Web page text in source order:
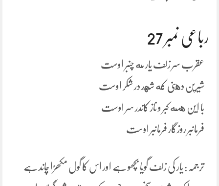
رباعی نمبر 27
عقرب سر زلف یار مه چنبر اوست
شیرین دهنی که شهد در شکر اوست
با این همه کبر و ناز کاندر سر اوست
فرمانبر روزگار فرمانبر اوست
ترجمہ : یار کی زلف گویا بچھو ہے اور اس کا گول مکھڑا چاند ہے